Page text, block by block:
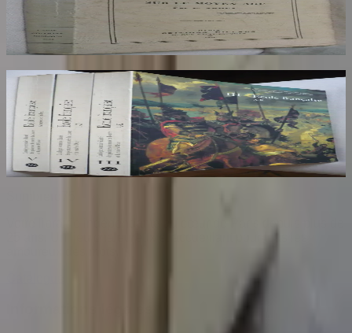
AROUX
€
Ecole Francaise. Catalogue Sommaire des
Peintures du Musée du Louvre et du Musée
d'Orsay. 3 Volumes : III, IV et V
COMPIN isabelle
70€